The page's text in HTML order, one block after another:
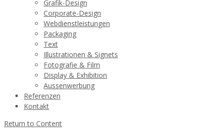
Grafik-Design
Corporate-Design
Webdienstleistungen
Packaging
Text
Illustrationen & Signets
Fotografie & Film
Display & Exhibition
Aussenwerbung
Referenzen
Kontakt
Return to Content